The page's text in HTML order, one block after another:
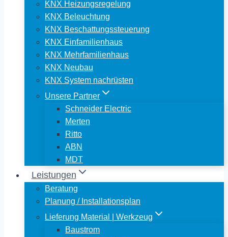
KNX Heizungsregelung
KNX Beleuchtung
KNX Beschattungssteuerung
KNX Einfamilienhaus
KNX Mehrfamilienhaus
KNX Neubau
KNX System nachrüsten
Unsere Partner
Schneider Electric
Merten
Ritto
ABN
MDT
Leistungen
Beratung
Planung / Installationsplan
Lieferung Material | Werkzeug
Baustrom